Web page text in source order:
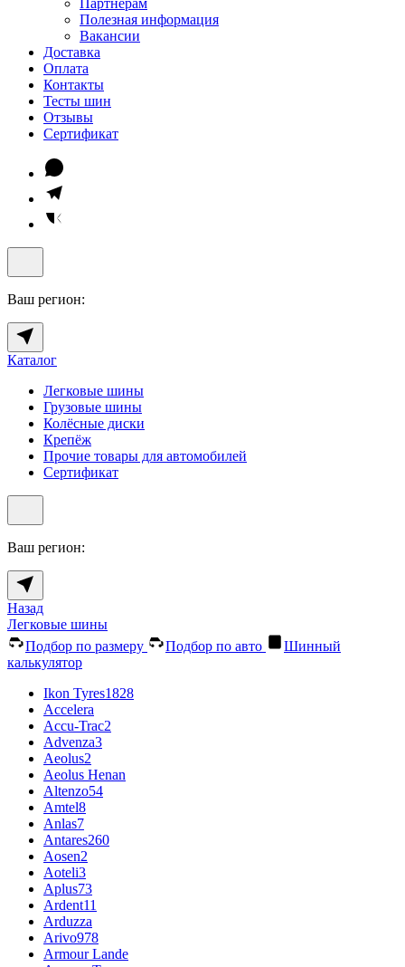
Партнёрам
Полезная информация
Вакансии
Доставка
Оплата
Контакты
Тесты шин
Отзывы
Сертификат
Ваш регион:
Каталог
Легковые шины
Грузовые шины
Колёсные диски
Крепёж
Прочие товары для автомобилей
Сертификат
Ваш регион:
Назад
Легковые шины
Подбор по размеру
Подбор по авто
Шинный
калькулятор
Ikon Tyres1828
Accelera
Accu-Trac2
Advenza3
Aeolus2
Aeolus Henan
Altenzo54
Amtel8
Anlas7
Antares260
Aosen2
Aoteli3
Aplus73
Ardent11
Arduzza
Arivo978
Armour Lande